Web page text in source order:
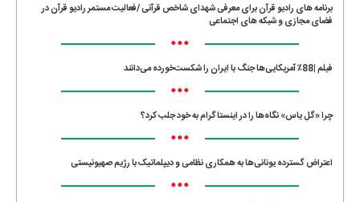
برنامه های رادیو قرآن برای معرفی شهدای شاخص قرآنی /فعالیت مستمر رادیو قرآن در
فضای مجازی و شبکه های اجتماعی
•••
فیلم |88٪ آمریکایی‌ها جنگ با ایران را شکست‌خورده می‌دانند
•••
چرا «گل یاس» نگاه‌ها را در اینستاگرام به خود جلب کرد؟
•••
اعتراض گسترده یونانی‌ها به همکاری نظامی و دیپلماتیک با رژیم صهیونیستی
•••